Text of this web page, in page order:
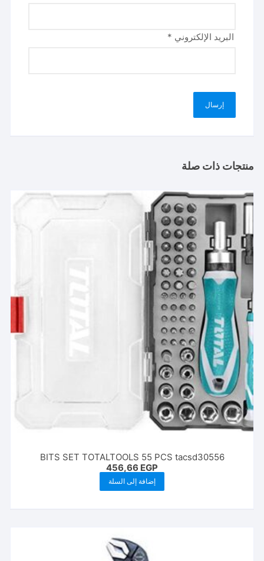
البريد الإلكتروني *
منتجات ذات صلة
BITS SET TOTALTOOLS 55 PCS tacsd30556
456,66 EGP
إضافة إلى السلة